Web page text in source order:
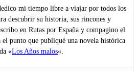
mi tiempo libre a viajar por todos los
descubrir su historia, sus rincones y
en Rutas por España y compagino el
punto que publiqué una novela histórica
«Los Años malos«.